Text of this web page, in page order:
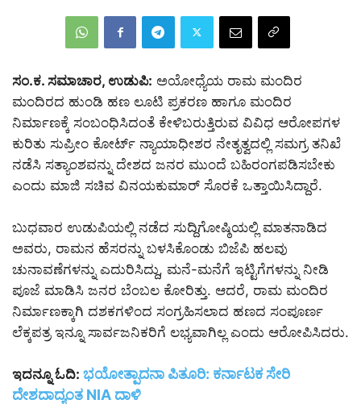
ಸಂ.ಕ. ಸಮಾಚಾರ, ಉಡುಪಿ: ಅಯೋಧ್ಯೆಯ ರಾಮ ಮಂದಿರ
ಮಂದಿರದ ಹುಂಡಿ ಹಣ ಲೂಟಿ ಪ್ರಕರಣ ಹಾಗೂ ಮಂದಿರ
ನಿರ್ಮಾಣಕ್ಕೆ ಸಂಬಂಧಿಸಿದಂತೆ ಕೇಳಿಬರುತ್ತಿರುವ ವಿವಿಧ ಆರೋಪಗಳ
ಕುರಿತು ಸುಪ್ರೀಂ ಕೋರ್ಟ್ ನ್ಯಾಯಾಧೀಶರ ನೇತೃತ್ವದಲ್ಲಿ ಸಮಗ್ರ ತನಿಖೆ
ನಡೆಸಿ ಸತ್ಯಾಂಶವನ್ನು ದೇಶದ ಜನರ ಮುಂದೆ ಬಹಿರಂಗಪಡಿಸಬೇಕು
ಎಂದು ಮಾಜಿ ಸಚಿವ ವಿನಯ‌ಕುಮಾರ್ ಸೊರಕೆ ಒತ್ತಾಯಿಸಿದ್ದಾರೆ.
ಬುಧವಾರ ಉಡುಪಿಯಲ್ಲಿ ನಡೆದ ಸುದ್ದಿಗೋಷ್ಠಿಯಲ್ಲಿ ಮಾತನಾಡಿದ
ಅವರು, ರಾಮನ ಹೆಸರನ್ನು ಬಳಸಿಕೊಂಡು ಬಿಜೆಪಿ ಹಲವು
ಚುನಾವಣೆಗಳನ್ನು ಎದುರಿಸಿದ್ದು, ಮನೆ-ಮನೆಗೆ ಇಟ್ಟಿಗೆಗಳನ್ನು ನೀಡಿ
ಪೂಜೆ ಮಾಡಿಸಿ ಜನರ ಬೆಂಬಲ ಕೋರಿತ್ತು. ಆದರೆ, ರಾಮ ಮಂದಿರ
ನಿರ್ಮಾಣಕ್ಕಾಗಿ ದಶಕಗಳಿಂದ ಸಂಗ್ರಹಿಸಲಾದ ಹಣದ ಸಂಪೂರ್ಣ
ಲೆಕ್ಕಪತ್ರ ಇನ್ನೂ ಸಾರ್ವಜನಿಕರಿಗೆ ಲಭ್ಯವಾಗಿಲ್ಲ ಎಂದು ಆರೋಪಿಸಿದರು.
ಇದನ್ನೂ ಓದಿ: ಭಯೋತ್ಪಾದನಾ ಪಿತೂರಿ: ಕರ್ನಾಟಕ ಸೇರಿ
ದೇಶದಾದ್ಯಂತ NIA ದಾಳಿ